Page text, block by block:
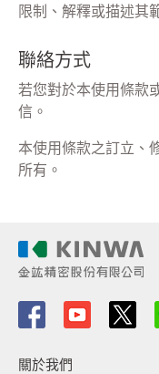
限制、解釋或描述其
聯絡方式
若您對於本使用條款
信。
本使用條款之訂立、
所有。
關於我們